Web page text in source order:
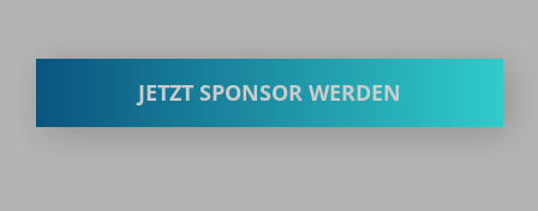
JETZT SPONSOR WERDEN